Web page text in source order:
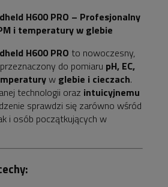
H600 PRO – Profesjonalny
i temperatury w glebie
H600 PRO to nowoczesny,
do pomiaru pH, EC,
w glebie i cieczach.
technologii oraz intuicyjnemu
sprawdzi się zarówno wśród
i osób początkujących w